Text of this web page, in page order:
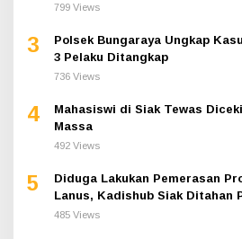
799 Views
3
Polsek Bungaraya Ungkap
3 Pelaku Ditangkap
736 Views
4
Mahasiswi di Siak Tewas
Massa
492 Views
5
Diduga Lakukan Pemerasan
Lanus, Kadishub Siak Ditahan
485 Views